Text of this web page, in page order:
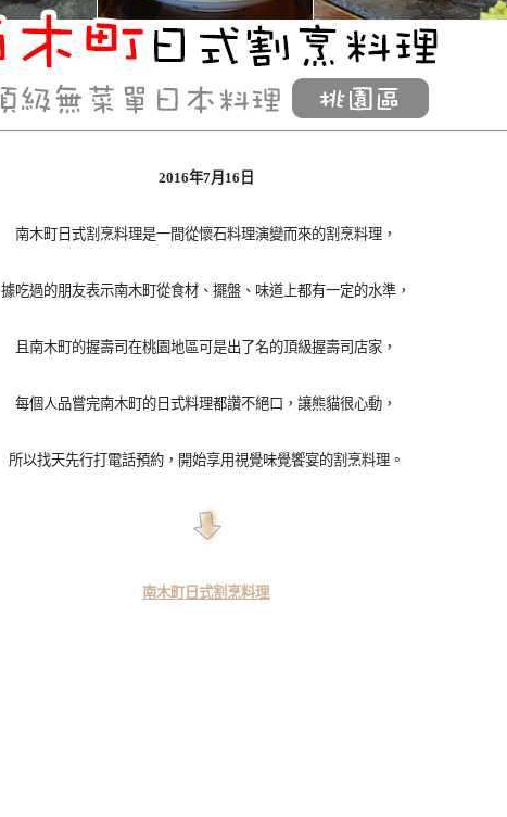
2016年7月16日
南木町日式割烹料理是一間從懷石料理演變而來的割烹料理，
據吃過的朋友表示南木町從食材、擺盤、味道上都有一定的水準，
且南木町的握壽司在桃園地區可是出了名的頂級握壽司店家，
每個人品嘗完南木町的日式料理都讚不絕口，讓熊貓很心動，
所以找天先行打電話預約，開始享用視覺味覺饗宴的割烹料理。
南木町日式割烹料理